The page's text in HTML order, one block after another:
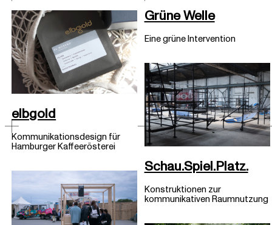
Grüne Welle
Eine grüne Intervention
elbgold
Kommunikationsdesign für
Hamburger Kaffeerösterei
Schau.Spiel.Platz.
Konstruktionen zur
kommunikativen Raumnutzung